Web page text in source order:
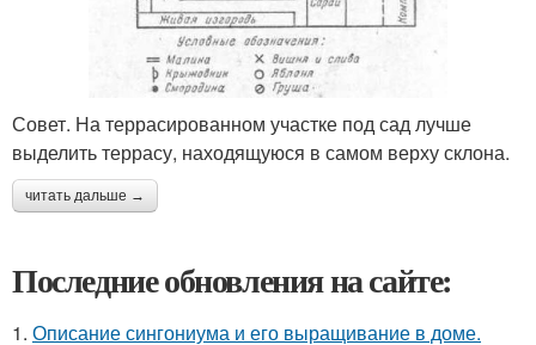
Совет. На террасированном участке под сад лучше
выделить террасу, находящуюся в самом верху склона.
читать дальше →
Последние обновления на сайте:
1. Описание сингониума и его выращивание в доме.